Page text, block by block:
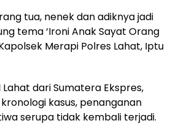
tua, nenek dan adiknya jadi
tema ‘Ironi Anak Sayat Orang
Merapi Polres Lahat, Iptu
dari Sumatera Ekspres,
kasus, penanganan
serupa tidak kembali terjadi.